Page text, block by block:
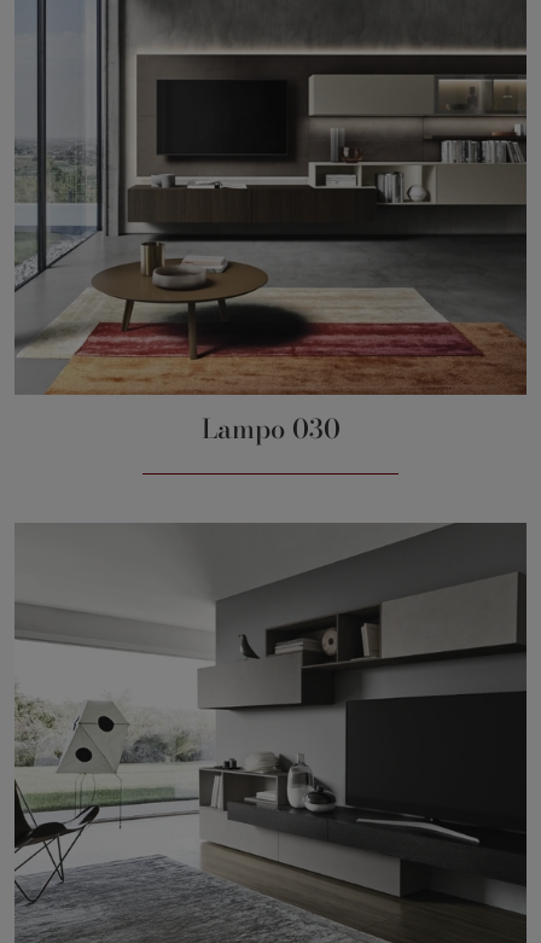
Lampo 030